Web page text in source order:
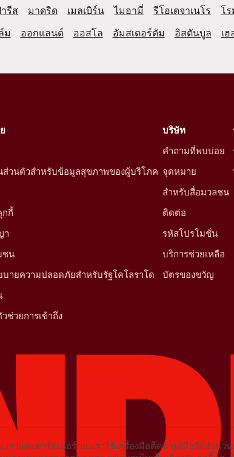
รีส มาดริด เมลเบิร์น ไมอามี่ รีโอเดจาเนโร โร
ม
ออกแลนด์ ออสโล อัมสเตอร์ดัม อิสตันบูล เ
ส่วนตัวสำหรับข้อมูลสุขภาพของผู้บริโภค
กี้
า
ชน
ายความปลอดภัยสำหรับรัฐโคโลราโด
ช่วยการเข้าถึง
บริษัท
คำถามที่พบบ่อย
จุดหมาย
สำหรับสื่อมวลชน
ติดต่อ
รหัสโปรโมชั่น
บริการช่วยเหลือ
บัตรของขวัญ
เราและพาร์ทเนอร์ของเราใช้เครื่องมือติดตามเพื่อวัดจำน